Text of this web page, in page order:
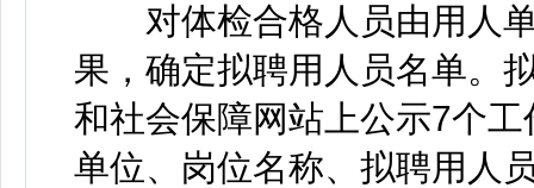
对体检合格人员由用人单
果，确定拟聘用人员名单。
和社会保障网站上公示7个
单位、岗位名称、拟聘用人